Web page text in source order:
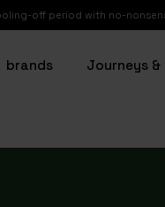
off period with no-
brands Journeys